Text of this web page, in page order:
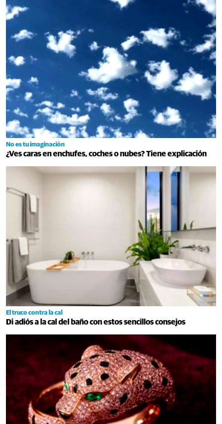
No es tu imaginación
¿Ves caras en enchufes, coches o nubes? Tiene explicación
El truco contra la cal
Di adiós a la cal del baño con estos sencillos consejos